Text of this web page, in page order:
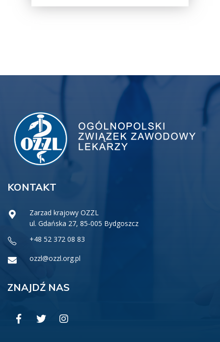
KONTAKT
Zarzad krajowy OZZL
ul. Gdańska 27, 85-005 Bydgoszcz
+48 52 372 08 83
ozzl@ozzl.org.pl
ZNAJDŹ NAS